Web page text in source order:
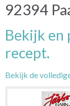
92394
Bekijk en
recept.
Bekijk de